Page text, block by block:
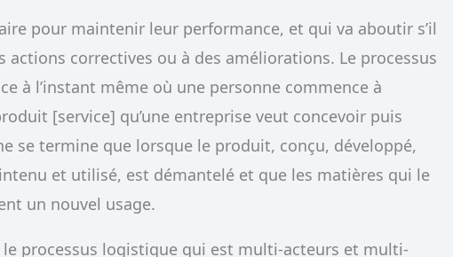
pour maintenir leur performance, et qui va aboutir s’il
actions correctives ou à des améliorations. Le processus
à l’instant même où une personne commence à
[service] qu’une entreprise veut concevoir puis
se termine que lorsque le produit, conçu, développé,
et utilisé, est démantelé et que les matières qui le
un nouvel usage.
le processus logistique qui est multi-acteurs et multi-